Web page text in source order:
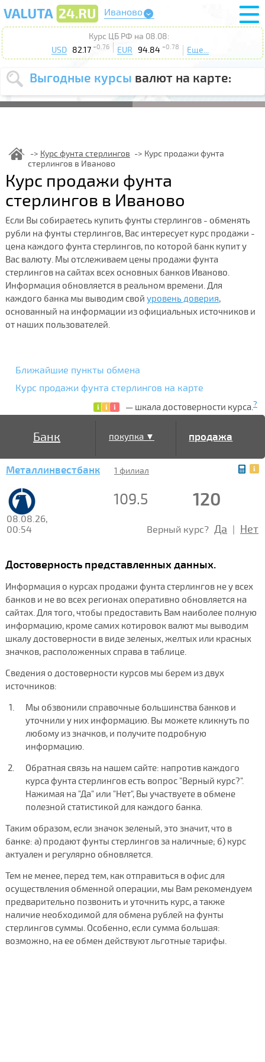
Иваново
Курс ЦБ РФ на 08.08:
USD
82.17 +0.76 EUR 94.84 +0.78 Еще...
Выгодные курсы валют на карте:
Выберите
USD EUR
курс до
Выберите
действие: Продать
Поиск
Курс фунта стерлингов
Курс продажи фунта
стерлингов в Иваново
Курс продажи фунта
стерлингов в Иваново
Если Вы собираетесь купить фунты стерлингов - обменять
рубли на фунты стерлингов, Вас интересует курс продажи -
цена каждого фунта стерлингов, по которой банк купит у
Вас валюту. Мы отслеживаем цены продажи фунта
стерлингов на сайтах всех основных банков Иваново.
Информация обновляется в реальном времени. Для
каждого банка мы выводим свой уровень доверия,
основанный на информации из официальных источников и
от наших пользователей.
Ближайшие пункты обмена
Курс продажи фунта стерлингов на карте
— шкала достоверности курса.?
Банк покупка ▼ продажа
Металлинвестбанк 1 филиал
109.5 120
08.08.26,
00:54
Верный курс? Да | Нет
Достоверность представленных данных.
Информация о курсах продажи фунта стерлингов не у всех
банков и не во всех регионах оперативно обновляется на
сайтах. Для того, чтобы предоставить Вам наиболее полную
информацию, кроме самих котировок валют мы выводим
шкалу достоверности в виде зеленых, желтых или красных
значков, расположенных справа в таблице.
Сведения о достоверности курсов мы берем из двух
источников:
Мы обзвонили справочные большинства банков и
уточнили у них информацию. Вы можете кликнуть по
любому из значков, и получите подробную
информацию.
Обратная связь на нашем сайте: напротив каждого
курса фунта стерлингов есть вопрос "Верный курс?".
Нажимая на "Да" или "Нет", Вы участвуете в обмене
полезной статистикой для каждого банка.
Таким образом, если значок зеленый, это значит, что в
банке: а) продают фунты стерлингов за наличные; б) курс
актуален и регулярно обновляется.
Тем не менее, перед тем, как отправиться в офис для
осуществления обменной операции, мы Вам рекомендуем
предварительно позвонить и уточнить курс, а также
наличие необходимой для обмена рублей на фунты
стерлингов суммы. Особенно, если сумма большая:
возможно, на ее обмен действуют льготные тарифы.